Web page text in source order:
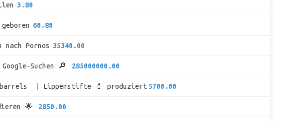
3.80
60.80
nach Pornos 35340.00
Google-Suchen 🔎 285000000.00
Lippenstifte 💄 produziert 5700.00
🌟 2850.00